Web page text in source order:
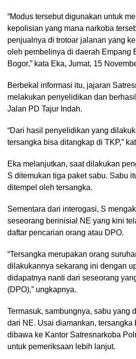
“Modus tersebut digunakan untuk
kepolisian yang mana narkoba
penjualnya di trotoar jalanan yang
oleh pembelinya di daerah Empang
Bogor,” kata Eka, Jumat, 15
Berbekal informasi itu, jajaran
melakukan penyelidikan dan
Jalan PD Tajur Indah.
“Dari hasil penyelidikan yang
tersangka bisa ditangkap di TKP,”
Eka melanjutkan, saat dilakukan
S ditemukan tiga paket sabu. Sabu
ditempel oleh tersangka.
Sementara dari interogasi, S
seseorang berinisial NE yang kini
daftar pencarian orang atau DPO.
“Tersangka merupakan orang
dilakukannya sekarang ini dengan
didapatnya nanti dari seseorang
(DPO),” ungkapnya.
Termasuk, sambungnya, sabu yang
dari NE. Usai diamankan, tersangka
dibawa ke Kantor Satresnarkoba
untuk pemeriksaan lebih lanjut.